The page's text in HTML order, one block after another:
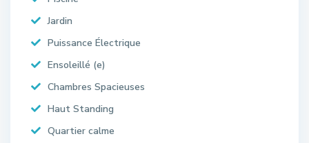
Jardin
Puissance Électrique
Ensoleillé (e)
Chambres Spacieuses
Haut Standing
Quartier calme